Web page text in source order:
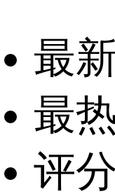
最
最
评